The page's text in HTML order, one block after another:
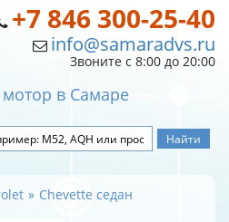
+7 846 300-25-40
info@samaradvs.ru
Звоните с 8:00 до 20:00
в Самаре
Chevette седан